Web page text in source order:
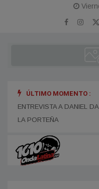
ÚLTIMO MOMENTO :
ENTREVISTA A DANIEL
ENTREVISTA A